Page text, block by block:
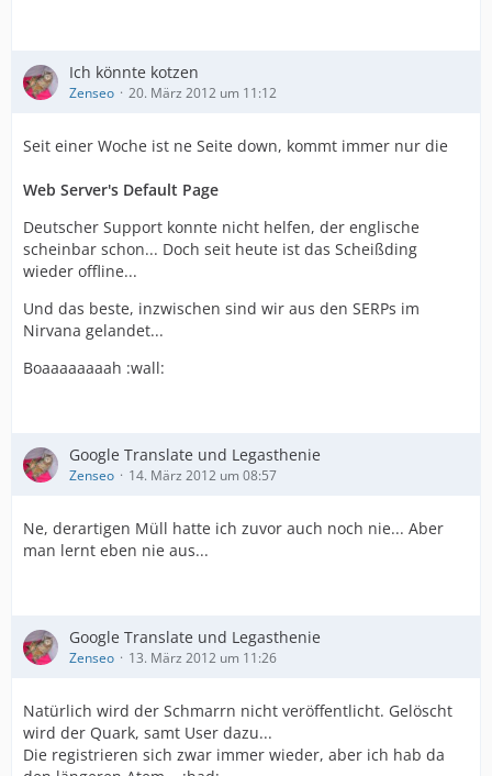
Ich könnte kotzen
Zenseo 20. März 2012 um 11:12
Seit einer Woche ist ne Seite down, kommt immer nur die
Web Server's Default Page
Deutscher Support konnte nicht helfen, der englische
scheinbar schon... Doch seit heute ist das Scheißding
wieder offline...
Und das beste, inzwischen sind wir aus den SERPs im
Nirvana gelandet...
Boaaaaaaaah :wall:
Google Translate und Legasthenie
Zenseo 14. März 2012 um 08:57
Ne, derartigen Müll hatte ich zuvor auch noch nie... Aber
man lernt eben nie aus...
Google Translate und Legasthenie
Zenseo 13. März 2012 um 11:26
Natürlich wird der Schmarrn nicht veröffentlicht. Gelöscht
wird der Quark, samt User dazu...
Die registrieren sich zwar immer wieder, aber ich hab da